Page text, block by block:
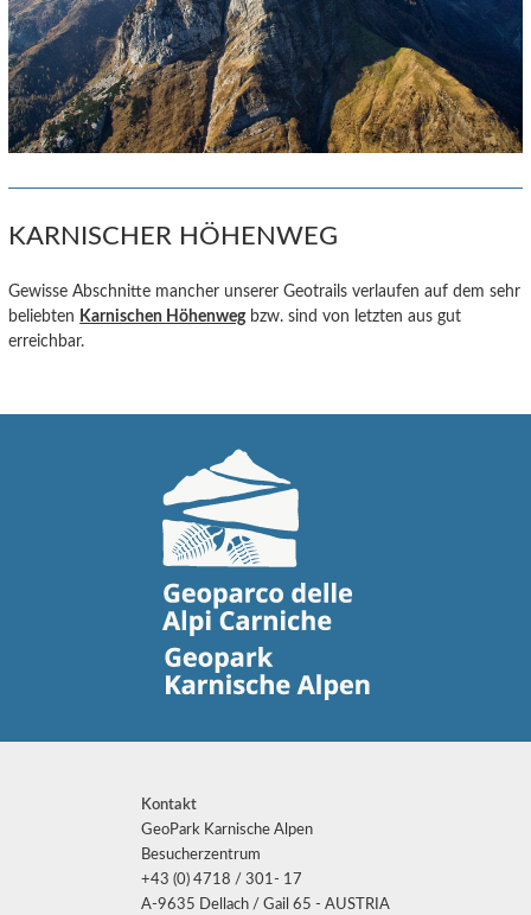
KARNISCHER HÖHENWEG
Gewisse Abschnitte mancher unserer Geotrails verlaufen auf dem sehr
beliebten Karnischen Höhenwegbzw. sind von letzten aus gut
erreichbar.
Kontakt
GeoPark Karnische Alpen
Besucherzentrum
+43 (0) 4718 / 301- 17
A-9635 Dellach / Gail 65 - AUSTRIA